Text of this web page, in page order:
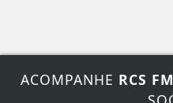
ACOMPANHE RCS